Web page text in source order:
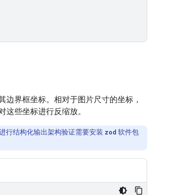
界框坐标。相对于图片尺寸的坐标，
这些坐标进行反缩放。
行结构化输出架构验证需要安装 zod 软件包